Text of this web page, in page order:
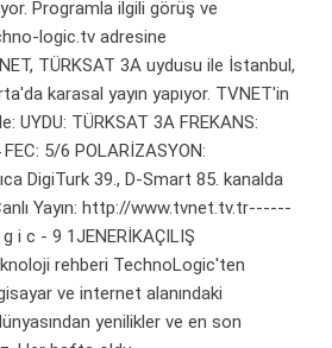
Programla ilgili görüş ve
logic.tv adresine
TÜRKSAT 3A uydusu ile İstanbul,
karasal yayın yapıyor. TVNET'in
UYDU: TÜRKSAT 3A FREKANS:
5/6 POLARİZASYON:
DigiTurk 39., D-Smart 85. kanalda
Yayın: http://www.tvnet.tv.tr------
i c - 9 1JENERİKAÇILIŞ
rehberi TechnoLogic'ten
ve internet alanındaki
yenilikler ve en son